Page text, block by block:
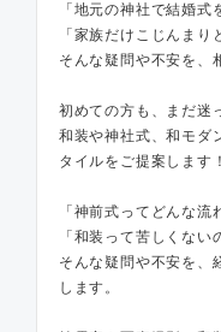
「地元の神社で結婚式
「家族だけこじんまり
そんな疑問や不安を、
初めての方も、まだ迷
和装や神社式、和モダ
タイルをご提案します！
「神前式ってどんな流
「和装って苦しくない
そんな疑問や不安を、
します。